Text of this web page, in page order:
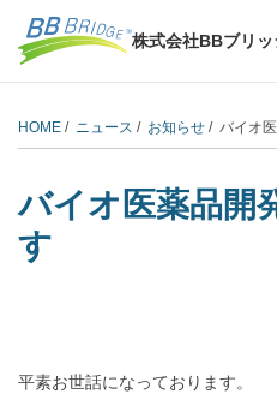
株式会社BBブリッ
HOME / ニュース / お知らせ / バイオ
バイオ医薬品開
す
平素お世話になっております。